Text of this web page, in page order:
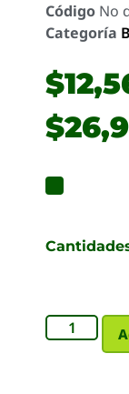
Código No
Categoría
$
$